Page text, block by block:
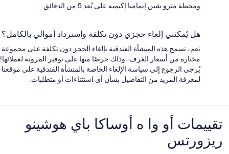
ومحطة مترو شين إيماميا إكيميه على بُعد 5 من الدقائق.
هل يُمكنني إلغاء حجزي دون تكلفة واسترداد أموالي بالكامل؟
نعم، تسمح هذه المنشأة الفندقية بإلغاء الحجز دون تكلفة على مجموعة
مختارة من أسعار الغرف، وذلك حرصًا منها على توفير المرونة لعملائها!
يُرجى الرجوع إلى سياسة الإلغاء الخاصة بالمنشأة الفندقية على موقعنا
لمعرفة المزيد من التفاصيل بشأن أي استثناءات أو متطلبات.
التقييمات تقييمات ⁦أو وا ه أوساكا باي هوشينو
ريزورتس⁩